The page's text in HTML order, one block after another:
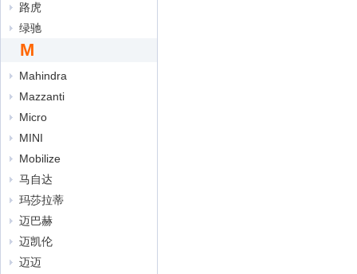
路虎
绿驰
M
Mahindra
Mazzanti
Micro
MINI
Mobilize
马自达
玛莎拉蒂
迈巴赫
迈凯伦
迈迈